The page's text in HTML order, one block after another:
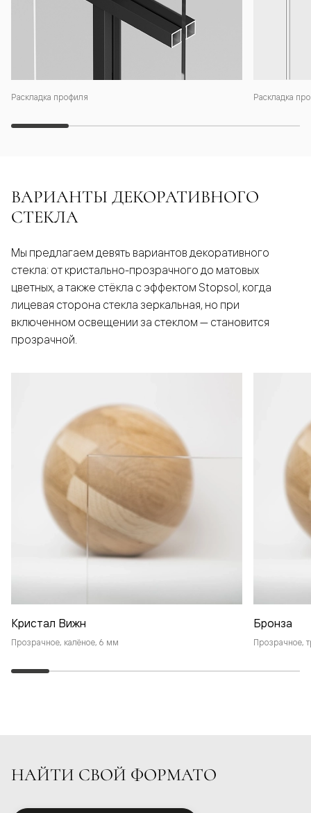
Раскладка профиля Раскладка
ВАРИАНТЫ ДЕКОРАТИВНОГО
СТЕКЛА
Мы предлагаем девять вариантов декоративного
стекла: от кристально-прозрачного до матовых
цветных, а также стёкла с эффектом Stopsol, когда
лицевая сторона стекла зеркальная, но при
включенном освещении за стеклом — становится
прозрачной.
Кристал Вижн
Прозрачное, калёное, 6 мм
Бронза
Прозрачное,
НАЙТИ СВОЙ ФОРМАТО